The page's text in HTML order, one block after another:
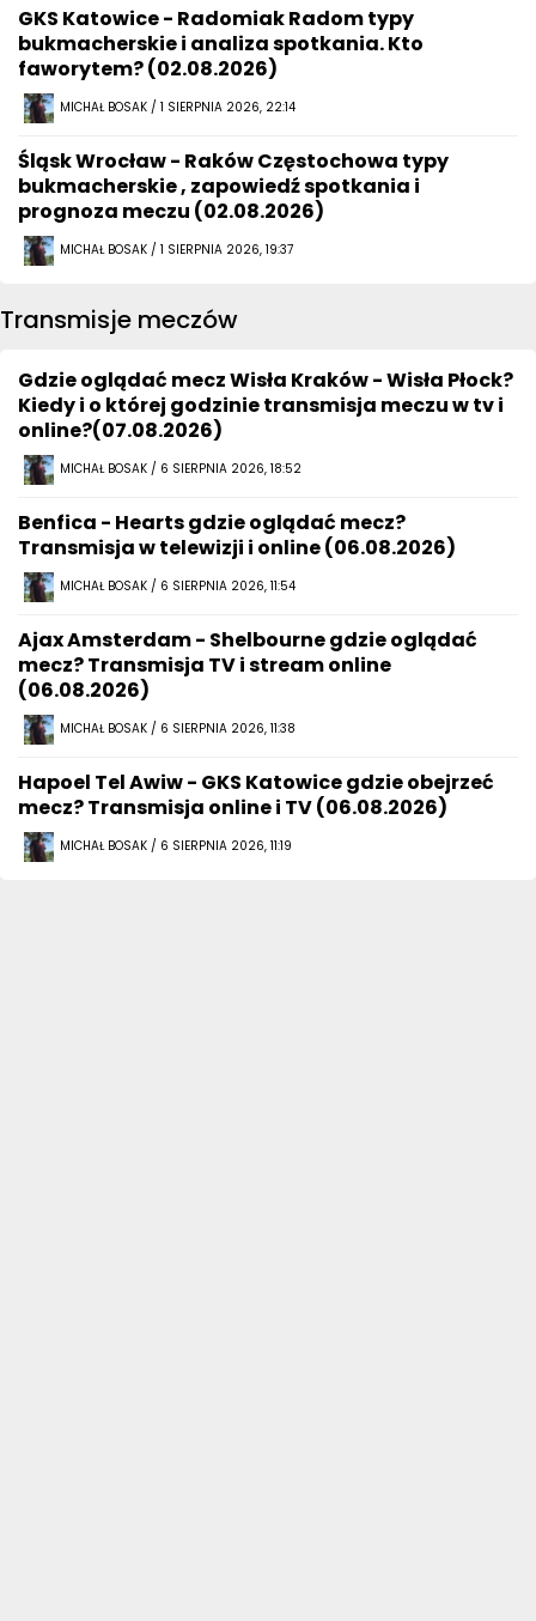
GKS Katowice - Radomiak Radom typy
bukmacherskie i analiza spotkania. Kto
faworytem? (02.08.2026)
MICHAŁ BOSAK / 1 SIERPNIA 2026, 22:14
Śląsk Wrocław - Raków Częstochowa typy
bukmacherskie , zapowiedź spotkania i
prognoza meczu (02.08.2026)
MICHAŁ BOSAK / 1 SIERPNIA 2026, 19:37
Transmisje meczów
Gdzie oglądać mecz Wisła Kraków - Wisła Płock?
Kiedy i o której godzinie transmisja meczu w tv i
online?(07.08.2026)
MICHAŁ BOSAK / 6 SIERPNIA 2026, 18:52
Benfica - Hearts gdzie oglądać mecz?
Transmisja w telewizji i online (06.08.2026)
MICHAŁ BOSAK / 6 SIERPNIA 2026, 11:54
Ajax Amsterdam - Shelbourne gdzie oglądać
mecz? Transmisja TV i stream online
(06.08.2026)
MICHAŁ BOSAK / 6 SIERPNIA 2026, 11:38
Hapoel Tel Awiw - GKS Katowice gdzie obejrzeć
mecz? Transmisja online i TV (06.08.2026)
MICHAŁ BOSAK / 6 SIERPNIA 2026, 11:19